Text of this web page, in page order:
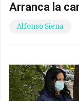
Arranca la
Alfonso Siena